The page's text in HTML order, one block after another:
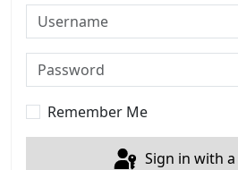
Username
Password
Remember Me
Sign in with